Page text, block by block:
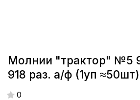
Молнии "трактор" №5
918 раз. а/ф (1уп ≈50шт)
0